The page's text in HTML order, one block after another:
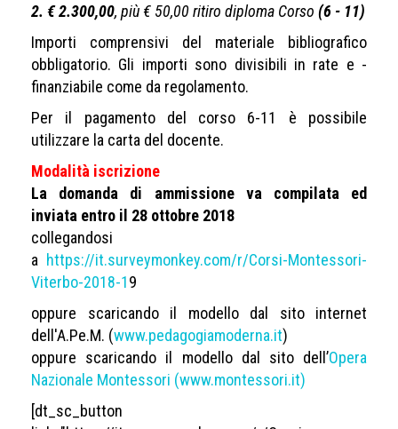
2. € 2.300,00, più € 50,00 ritiro diploma Corso (6 - 11)
Importi comprensivi del materiale bibliografico
obbligatorio. Gli importi sono divisibili in rate e ­
finanziabile come da regolamento.
Per il pagamento del corso 6-11 è possibile
utilizzare la carta del docente.
Modalità iscrizione
La domanda di ammissione va compilata ed
inviata entro il 28 ottobre 2018
collegandosi
a https://it.surveymonkey.com/r/Corsi-Montessori-
Viterbo-2018-19
oppure scaricando il modello dal sito internet
dell'A.Pe.M. (www.pedagogiamoderna.it)
oppure scaricando il modello dal sito dell’Opera
Nazionale Montessori (www.montessori.it)
[dt_sc_button